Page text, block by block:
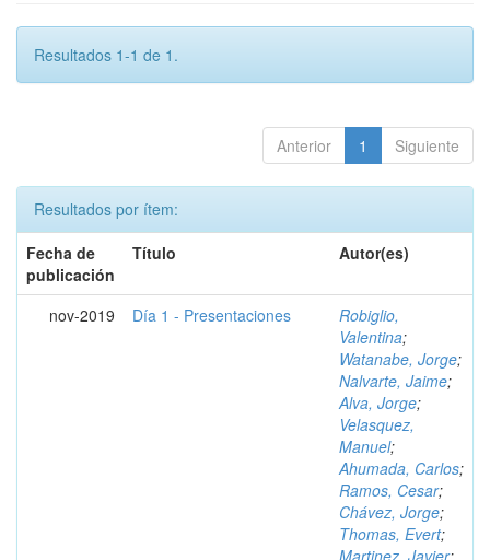
Resultados 1-1 de 1.
Anterior 1 Siguiente
Resultados por ítem:
Fecha de
publicación
Título Autor(es)
nov-2019 Día 1 - Presentaciones
Robiglio,
Valentina;
Watanabe, Jorge;
Nalvarte, Jaime;
Alva, Jorge;
Velasquez,
Manuel;
Ahumada, Carlos;
Ramos, Cesar;
Chávez, Jorge;
Thomas, Evert;
Martinez, Javier;